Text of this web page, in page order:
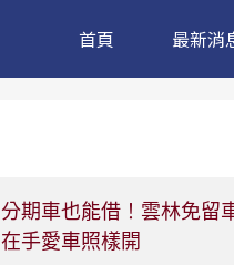
首頁 最新消
分期車也能借！雲林免留
在手愛車照樣開